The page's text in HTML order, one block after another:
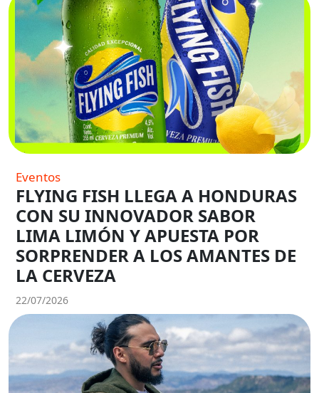
Eventos
FLYING FISH LLEGA A HONDURAS
CON SU INNOVADOR SABOR
LIMA LIMÓN Y APUESTA POR
SORPRENDER A LOS AMANTES DE
LA CERVEZA
22/07/2026